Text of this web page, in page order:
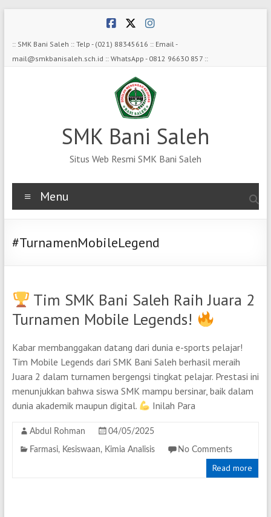
content
:: SMK Bani Saleh :: Telp - (021) 88345616 :: Email -
mail@smkbanisaleh.sch.id :: WhatsApp - 0812 96630 857 ::
SMK Bani Saleh
Situs Web Resmi SMK Bani Saleh
Menu
#TurnamenMobileLegend
Tim SMK Bani Saleh Raih Juara 2
Turnamen Mobile Legends!
Kabar membanggakan datang dari dunia e-sports pelajar!
Tim Mobile Legends dari SMK Bani Saleh berhasil meraih
Juara 2 dalam turnamen bergengsi tingkat pelajar. Prestasi ini
menunjukkan bahwa siswa SMK mampu bersinar, baik dalam
dunia akademik maupun digital.
Inilah Para
Abdul Rohman 04/05/2025
Farmasi, Kesiswaan, Kimia Analisis No Comments
Read more